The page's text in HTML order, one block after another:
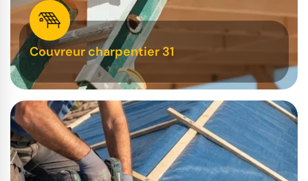
Couvreur charpentier 31